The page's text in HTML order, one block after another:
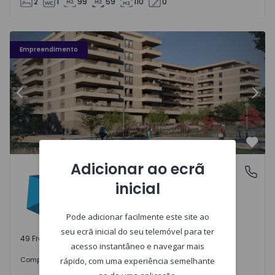
Empreendimento
Fachada PLENO JARDIM - 3
Anterior
Águas Santas, PortoPLENO JARDIM
Águas Santas, Porto
49 Frações disponíveis
Comprar desde 242.000 €
Adicionar ao ecrã
inicial
Pode adicionar facilmente este site ao
seu ecrã inicial do seu telemóvel para ter
acesso instantâneo e navegar mais
rápido, com uma experiência semelhante